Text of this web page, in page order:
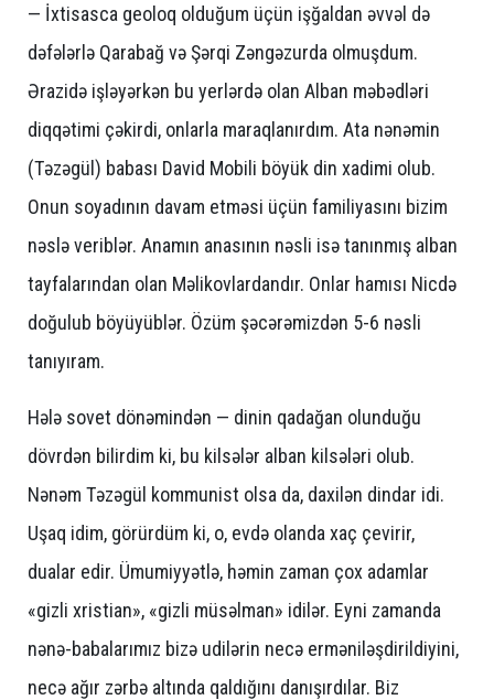
— İxtisasca geoloq olduğum üçün işğaldan əvvəl də
dəfələrlə Qarabağ və Şərqi Zəngəzurda olmuşdum.
Ərazidə işləyərkən bu yerlərdə olan Alban məbədləri
diqqətimi çəkirdi, onlarla maraqlanırdım. Ata nənəmin
(Təzəgül) babası David Mobili böyük din xadimi olub.
Onun soyadının davam etməsi üçün familiyasını bizim
nəslə veriblər. Anamın anasının nəsli isə tanınmış alban
tayfalarından olan Məlikovlardandır. Onlar hamısı Nicdə
doğulub böyüyüblər. Özüm şəcərəmizdən 5-6 nəsli
tanıyıram.
Hələ sovet dönəmindən — dinin qadağan olunduğu
dövrdən bilirdim ki, bu kilsələr alban kilsələri olub.
Nənəm Təzəgül kommunist olsa da, daxilən dindar idi.
Uşaq idim, görürdüm ki, o, evdə olanda xaç çevirir,
dualar edir. Ümumiyyətlə, həmin zaman çox adamlar
«gizli xristian», «gizli müsəlman» idilər. Eyni zamanda
nənə-babalarımız bizə udilərin necə erməniləşdirildiyini,
necə ağır zərbə altında qaldığını danışırdılar. Biz